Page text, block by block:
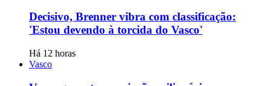
Decisivo, Brenner vibra com classificação:
'Estou devendo à torcida do Vasco'
Há 12 horas
Vasco